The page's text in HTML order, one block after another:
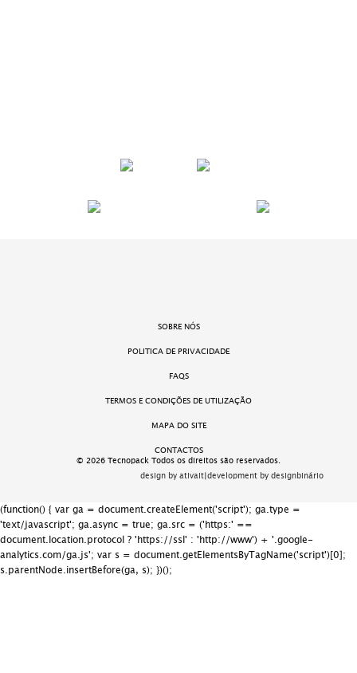
SOBRE NÓS
POLITICA DE PRIVACIDADE
FAQS
TERMOS E CONDIÇÕES DE UTILIZAÇÃO
MAPA DO SITE
CONTACTOS
© 2026 Tecnopack Todos os direitos são reservados.
development by designbinário
|
design by ativait
(function() { var ga = document.createElement('script'); ga.type =
'text/javascript'; ga.async = true; ga.src = ('https:' ==
document.location.protocol ? 'https://ssl' : 'http://www') + '.google-
analytics.com/ga.js'; var s = document.getElementsByTagName('script')[0];
s.parentNode.insertBefore(ga, s); })();